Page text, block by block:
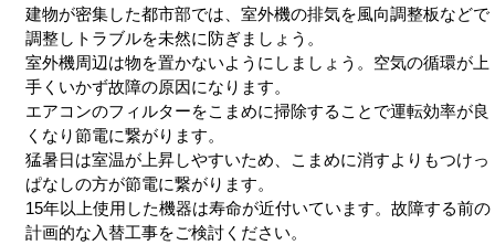
建物が密集した都市部では、室外機の排気を風向調整板などで
調整しトラブルを未然に防ぎましょう。
室外機周辺は物を置かないようにしましょう。空気の循環が上
手くいかず故障の原因になります。
エアコンのフィルターをこまめに掃除することで運転効率が良
くなり節電に繋がります。
猛暑日は室温が上昇しやすいため、こまめに消すよりもつけっ
ぱなしの方が節電に繋がります。
15年以上使用した機器は寿命が近付いています。故障する前の
計画的な入替工事をご検討ください。